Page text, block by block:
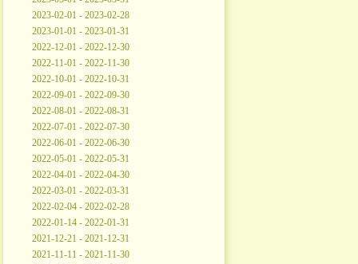
2023-02-01 - 2023-02-28
2023-01-01 - 2023-01-31
2022-12-01 - 2022-12-30
2022-11-01 - 2022-11-30
2022-10-01 - 2022-10-31
2022-09-01 - 2022-09-30
2022-08-01 - 2022-08-31
2022-07-01 - 2022-07-30
2022-06-01 - 2022-06-30
2022-05-01 - 2022-05-31
2022-04-01 - 2022-04-30
2022-03-01 - 2022-03-31
2022-02-04 - 2022-02-28
2022-01-14 - 2022-01-31
2021-12-21 - 2021-12-31
2021-11-11 - 2021-11-30